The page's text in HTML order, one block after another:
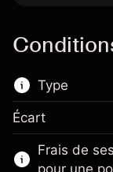
Type
Ce marché
trading de
Écart
Frais de
pour une